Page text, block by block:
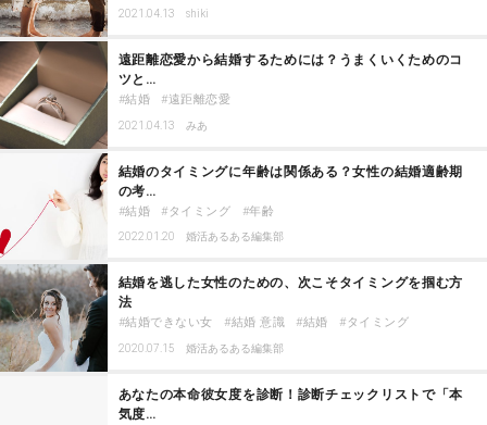
2021.04.13 shiki
遠距離恋愛から結婚するためには？うまくいくためのコ
ツと…
結婚 遠距離恋愛
2021.04.13 みあ
結婚のタイミングに年齢は関係ある？女性の結婚適齢期
の考…
結婚 タイミング 年齢
2022.01.20 婚活あるある編集部
結婚を逃した女性のための、次こそタイミングを掴む方
法
結婚できない女 結婚 意識 結婚 タイミング
2020.07.15 婚活あるある編集部
あなたの本命彼女度を診断！診断チェックリストで「本
気度…